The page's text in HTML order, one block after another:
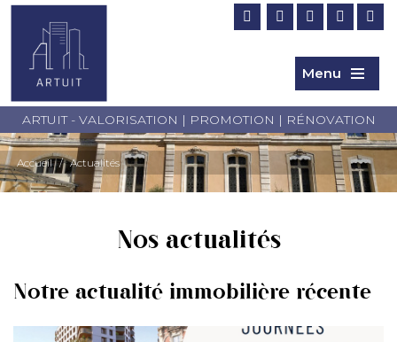
Menu
ARTUIT - VALORISATION | PROMOTION | RÉNOVATION
Accueil / Actualités
Nos actualités
Notre actualité immobilière récente